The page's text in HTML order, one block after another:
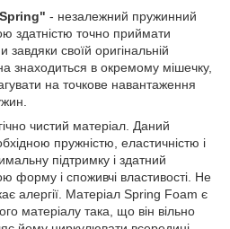
- незалежний пружинний
здатністю точно приймати
своїй оригінальній
знаходиться в окремому мішечку,
на точкове навантаження
чистий матеріал. Даний
пружністю, еластичністю і
підтримку і здатний
форму і споживчі властивості. Не
алергії. Матеріал Spring Foam є
матеріалу така, що він вільно